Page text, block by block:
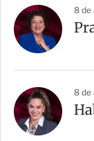
8 de
8 de